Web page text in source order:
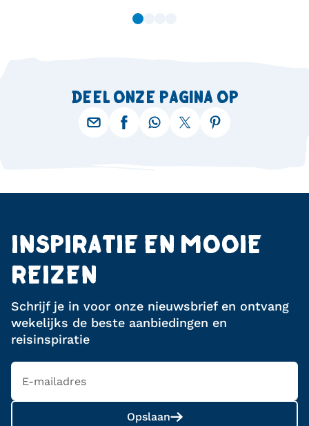
DEEL ONZE PAGINA OP
INSPIRATIE EN MOOIE
REIZEN
Schrijf je in voor onze nieuwsbrief en ontvang
wekelijks de beste aanbiedingen en
reisinspiratie
Opslaan